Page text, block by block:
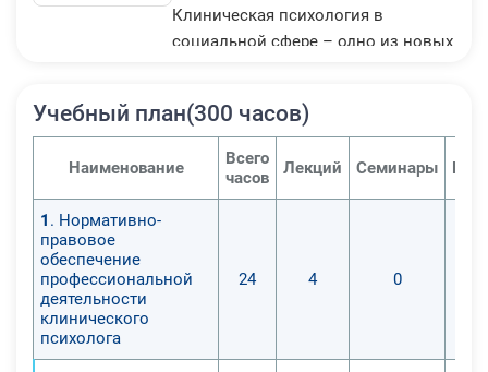
Клиническая психология в
социальной сфере – одно из новых
обеспечить условия для
развития, повышения
адаптационных возможностей и
социальной сфере.
обучающихся профессиональные
Учебный план(300 часов)
Наименование
Всего
часов
Лекций Семинары
1 . Нормативно-
правовое
обеспечение
профессиональной
деятельности
клинического
психолога
24 4 0